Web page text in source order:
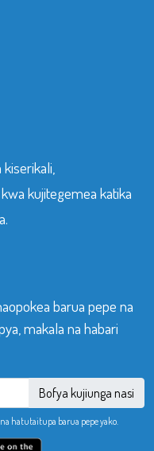
kujitegemea katika
barua pepe na
makala na habari
Bofya kujiunga nasi
hatutaitupa barua pepe yako.